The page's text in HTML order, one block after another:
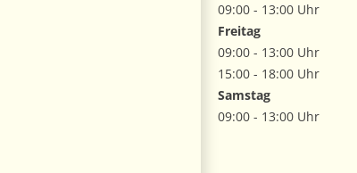
09:00 - 13:00 Uhr
Freitag
09:00 - 13:00 Uhr
15:00 - 18:00 Uhr
Samstag
09:00 - 13:00 Uhr